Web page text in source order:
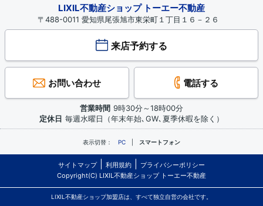
LIXIL不動産ショップ トーエー不動産
〒488-0011 愛知県尾張旭市東栄町１丁目１６－２６
来店予約する
お問い合わせ 電話する
営業時間 9時30分～18時00分
定休日 毎週水曜日（年末年始､GW､夏季休暇を除く）
表示切替： PC スマートフォン
サイトマップ 利用規約
プライバシーポリシー
Copyright(C) LIXIL不動産ショップ トーエー不動産
LIXIL不動産ショップ加盟店は、すべて独立自営の会社です。